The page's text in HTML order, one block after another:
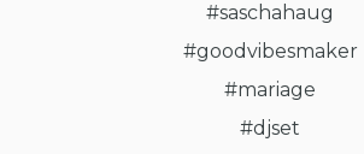
#saschahaug
#goodvibesmaker
#mariage
#djset